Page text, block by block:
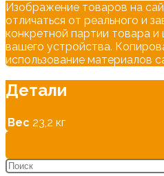
Изображение товаров на
отличаться от реального и
конкретной партии товара и
вашего устройства.
использование материалов
Детали
Вес 23,2 кг